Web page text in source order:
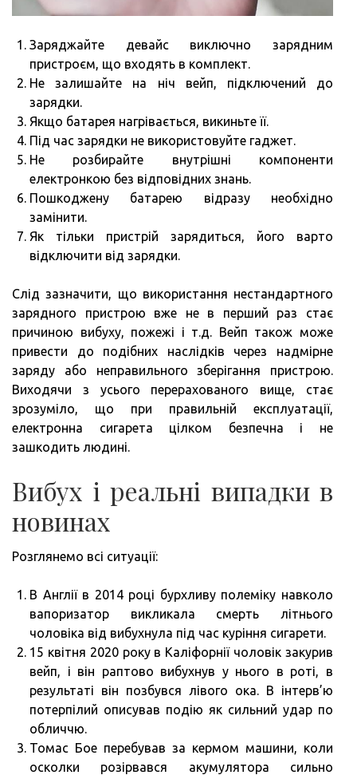
Заряджайте девайс виключно зарядним
пристроєм, що входять в комплект.
Не залишайте на ніч вейп, підключений до
зарядки.
Якщо батарея нагрівається, викиньте її.
Під час зарядки не використовуйте гаджет.
Не розбирайте внутрішні компоненти
електронкою без відповідних знань.
Пошкоджену батарею відразу необхідно
замінити.
Як тільки пристрій зарядиться, його варто
відключити від зарядки.
Слід зазначити, що використання нестандартного
зарядного пристрою вже не в перший раз стає
причиною вибуху, пожежі і т.д. Вейп також може
привести до подібних наслідків через надмірне
заряду або неправильного зберігання пристрою.
Виходячи з усього перерахованого вище, стає
зрозуміло, що при правильній експлуатації,
електронна сигарета цілком безпечна і не
зашкодить людині.
Вибух і реальні випадки в
новинах
Розглянемо всі ситуації:
В Англії в 2014 році бурхливу полеміку навколо
вапоризатор викликала смерть літнього
чоловіка від вибухнула під час куріння сигарети.
15 квітня 2020 року в Каліфорнії чоловік закурив
вейп, і він раптово вибухнув у нього в роті, в
результаті він позбувся лівого ока. В інтерв’ю
потерпілий описував подію як сильний удар по
обличчю.
Томас Бое перебував за кермом машини, коли
осколки розірвався акумулятора сильно